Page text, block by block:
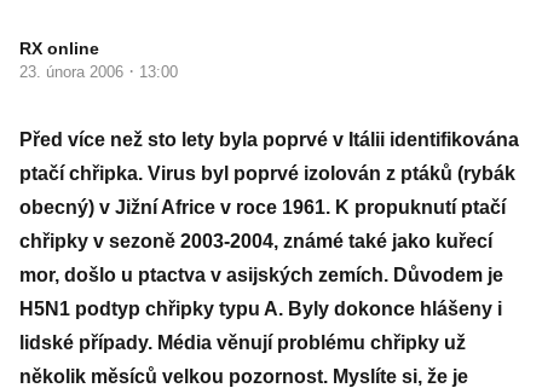
RX online
23. února 2006 · 13:00
Před více než sto lety byla poprvé v Itálii identifikována
ptačí chřipka. Virus byl poprvé izolován z ptáků (rybák
obecný) v Jižní Africe v roce 1961. K propuknutí ptačí
chřipky v sezoně 2003-2004, známé také jako kuřecí
mor, došlo u ptactva v asijských zemích. Důvodem je
H5N1 podtyp chřipky typu A. Byly dokonce hlášeny i
lidské případy. Média věnují problému chřipky už
několik měsíců velkou pozornost. Myslíte si, že je